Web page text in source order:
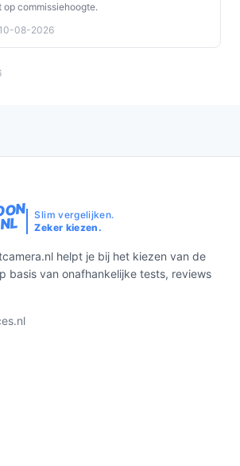
op commissiehoogte.
08-2026
Slim vergelijken.
Zeker kiezen.
helpt je bij het kiezen van de
basis van onafhankelijke tests, reviews